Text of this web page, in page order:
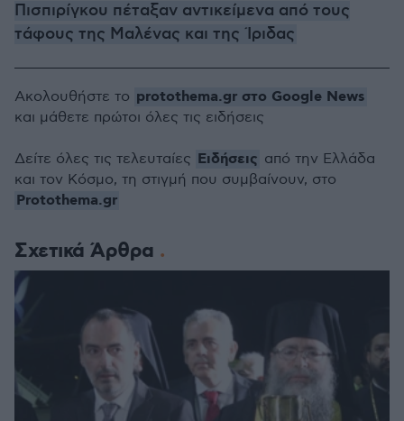
Πισπιρίγκου πέταξαν αντικείμενα από τους
τάφους της Μαλένας και της Ίριδας
Σχετικά Άρθρα
Ακολουθήστε το protothema.gr στο Google News
και μάθετε πρώτοι όλες τις ειδήσεις
Δείτε όλες τις τελευταίες Ειδήσεις από την Ελλάδα
και τον Κόσμο, τη στιγμή που συμβαίνουν, στο
Protothema.gr